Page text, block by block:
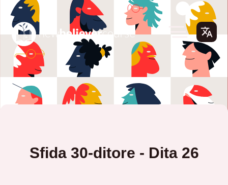
Sfida 30-ditore - Dita 26